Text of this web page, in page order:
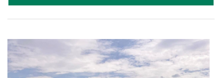
Interzero
karriere.at